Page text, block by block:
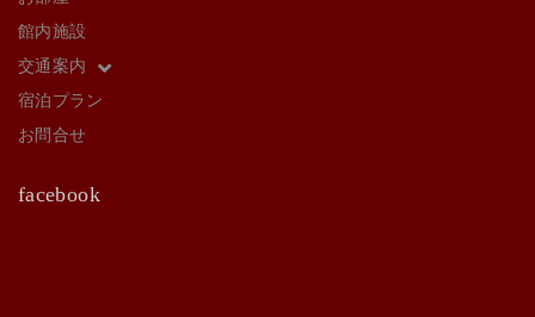
館内施設
交通案内
宿泊プラン
お問合せ
facebook